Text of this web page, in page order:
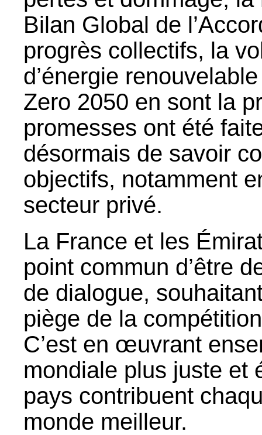
Bilan Global de
progrès collectifs, la
d’énergie
Zero 2050 en sont la
promesses ont été
désormais de savoir
objectifs, notamment
secteur privé.
La France et les
point commun d’être
de dialogue,
piège de la
C’est en œuvrant
mondiale plus juste et
pays contribuent
monde meilleur.